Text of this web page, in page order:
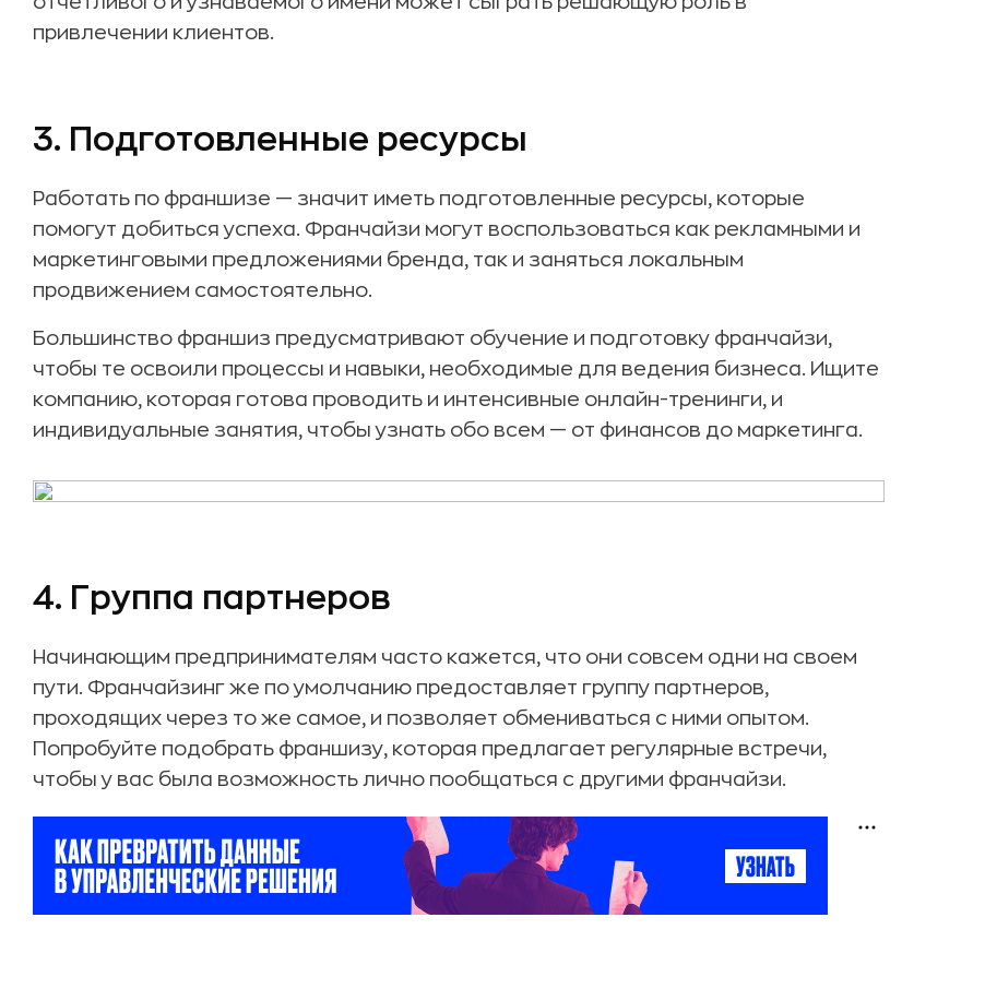
привлечении клиентов.
3. Подготовленные ресурсы
Работать по франшизе — значит иметь подготовленные ресурсы, которые
помогут добиться успеха. Франчайзи могут воспользоваться как рекламными и
маркетинговыми предложениями бренда, так и заняться локальным
продвижением самостоятельно.
Большинство франшиз предусматривают обучение и подготовку франчайзи,
чтобы те освоили процессы и навыки, необходимые для ведения бизнеса. Ищите
компанию, которая готова проводить и интенсивные онлайн-тренинги, и
индивидуальные занятия, чтобы узнать обо всем — от финансов до маркетинга.
4. Группа партнеров
Начинающим предпринимателям часто кажется, что они совсем одни на своем
пути. Франчайзинг же по умолчанию предоставляет группу партнеров,
проходящих через то же самое, и позволяет обмениваться с ними опытом.
Попробуйте подобрать франшизу, которая предлагает регулярные встречи,
чтобы у вас была возможность лично пообщаться с другими франчайзи.